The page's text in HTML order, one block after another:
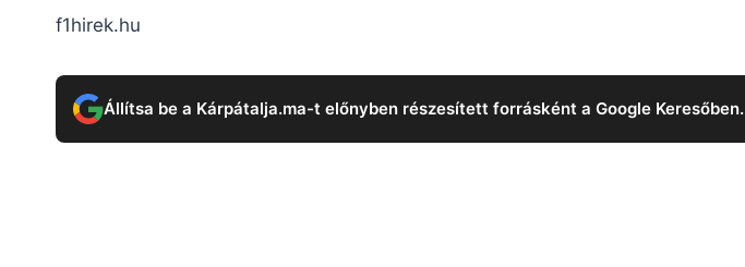
f1hirek.hu
Állítsa be a Kárpátalja.ma-t előnyben részesített forrásként a Google Keresőben.